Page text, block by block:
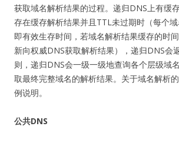
获取域名解析结果的过程。递归DNS上有缓
存在缓存解析结果并且TTL未过期时（每个域
即有效生存时间，若域名解析结果缓存的时
新向权威DNS获取解析结果），递归DNS会
则，递归DNS会一级一级地查询各个层级域
取最终完整域名的解析结果。关于域名解析
例说明。
公共DNS